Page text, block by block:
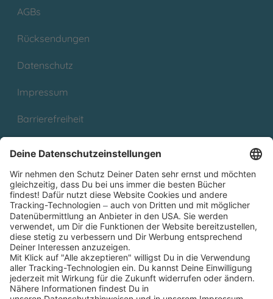
AGBs
Rücksendungen
Datenschutz
Impressum
Barrierefreiheit
Partnerprogramm (Affiliate)
Folge uns auf
* Versandkostenfrei ab 9,00 € Bestellwert innerhalb
Deutschlands